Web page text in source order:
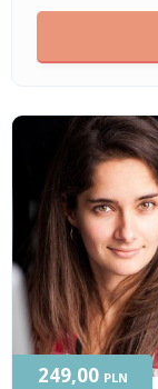
249,00 PLN